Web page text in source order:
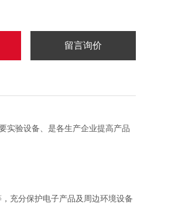
留言询价
实验设备、是各生产企业提高产品
充分保护电子产品及周边环境设备